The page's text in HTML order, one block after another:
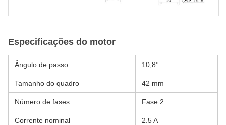
Especificações do motor
Ângulo de passo 10,8°
Tamanho do quadro 42 mm
Número de fases Fase 2
Corrente nominal 2.5 A